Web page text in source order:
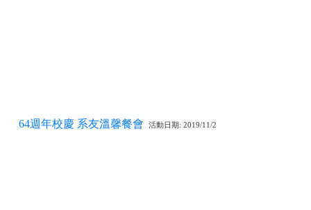
64週年校慶 系友溫馨餐會 活動日期: 2019/11/2